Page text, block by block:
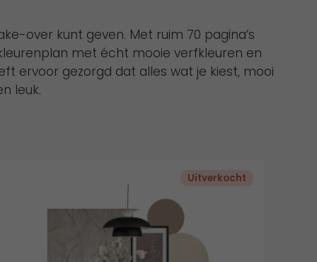
over kunt geven. Met ruim 70 pagina’s
met écht mooie verfkleuren en
ervoor gezorgd dat alles wat je kiest, mooi
leuk.
Uitverkocht